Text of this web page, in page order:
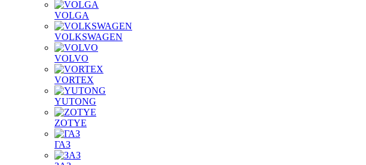
VOLGA
VOLKSWAGEN
VOLVO
VORTEX
YUTONG
ZOTYE
ГАЗ